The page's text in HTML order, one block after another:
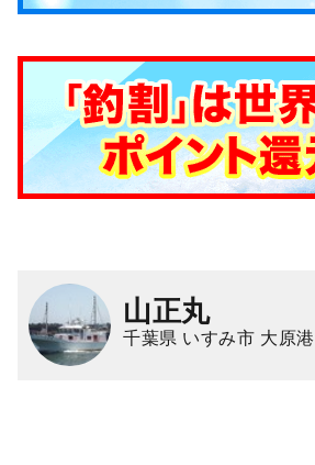
山正丸
千葉県 いすみ市 大原港